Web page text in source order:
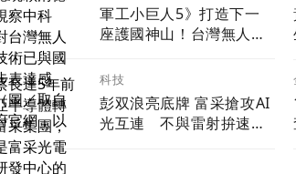
軍工小巨人5》打造下一
座護國神山！台灣無人機
科技
彭双浪亮底牌 富采搶攻AI
光互連 不與雷射拚速度